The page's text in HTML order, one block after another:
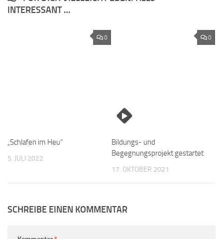
INTERESSANT …
0
„Schlafen im Heu“
5. JULI 2022
0
Bildungs- und
Begegnungsprojekt gestartet
17. OKTOBER 2021
SCHREIBE EINEN KOMMENTAR